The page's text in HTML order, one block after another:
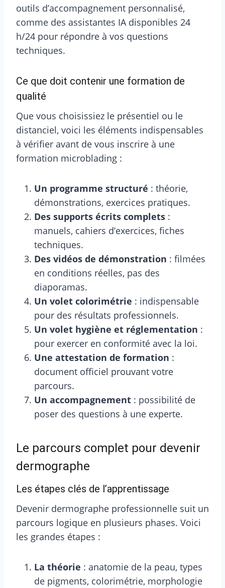
outils d’accompagnement personnalisé,
comme des assistantes IA disponibles 24
h/24 pour répondre à vos questions
techniques.
Ce que doit contenir une formation de
qualité
Que vous choisissiez le présentiel ou le
distanciel, voici les éléments indispensables
à vérifier avant de vous inscrire à une
formation microblading :
Un programme structuré : théorie,
démonstrations, exercices pratiques.
Des supports écrits complets :
manuels, cahiers d’exercices, fiches
techniques.
Des vidéos de démonstration : filmées
en conditions réelles, pas des
diaporamas.
Un volet colorimétrie : indispensable
pour des résultats professionnels.
Un volet hygiène et réglementation :
pour exercer en conformité avec la loi.
Une attestation de formation :
document officiel prouvant votre
parcours.
Un accompagnement : possibilité de
poser des questions à une experte.
Le parcours complet pour devenir
dermographe
Les étapes clés de l’apprentissage
Devenir dermographe professionnelle suit un
parcours logique en plusieurs phases. Voici
les grandes étapes :
La théorie : anatomie de la peau, types
de pigments, colorimétrie, morphologie